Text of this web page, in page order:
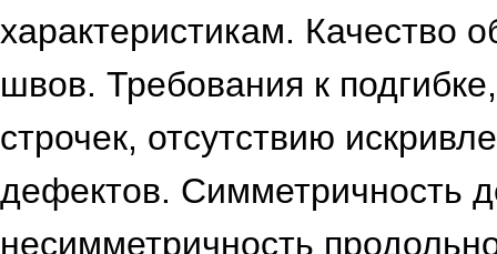
характеристикам. Качество
швов. Требования к
строчек, отсутствию
дефектов. Симметричность
несимметричность